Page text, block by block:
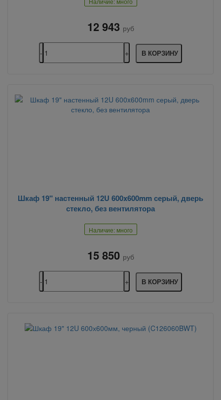
12 943 руб
В КОРЗИНУ
Шкаф 19" настенный 12U 600x600mm серый, дверь
стекло, без вентилятора
Наличие: много
15 850 руб
В КОРЗИНУ